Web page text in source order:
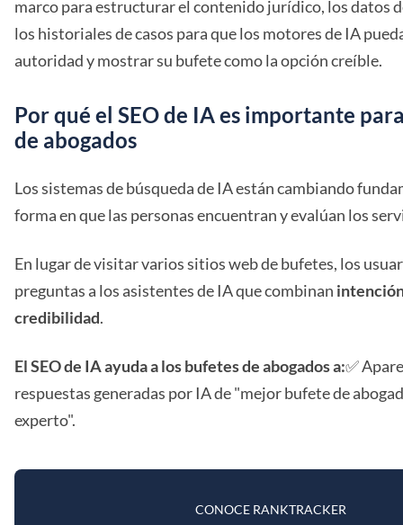
marco para estructurar el contenido jurídico, los datos
los historiales de casos para que los motores de IA
autoridad y mostrar su bufete como la opción creíble.
Por qué el SEO de IA es importante
de abogados
Los sistemas de búsqueda de IA están cambiando
forma en que las personas encuentran y evalúan los
En lugar de visitar varios sitios web de bufetes, los
preguntas a los asistentes de IA que combinan
credibilidad.
El SEO de IA ayuda a los bufetes de abogados a:✅
respuestas generadas por IA de "mejor bufete de
experto".
CONOCE RANKTRACKER